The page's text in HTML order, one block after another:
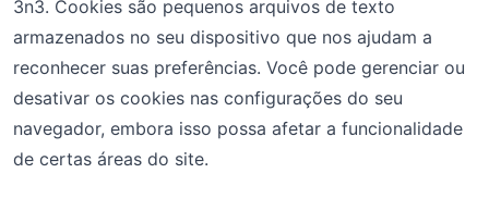
3n3. Cookies são pequenos arquivos de texto
armazenados no seu dispositivo que nos ajudam a
reconhecer suas preferências. Você pode gerenciar ou
desativar os cookies nas configurações do seu
navegador, embora isso possa afetar a funcionalidade
de certas áreas do site.